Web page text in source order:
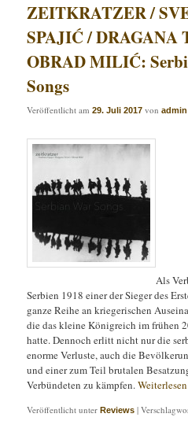
ZEITKRATZER /
SPAJIĆ / DRAGANA
OBRAD MILIĆ:
Songs
Veröffentlicht am29. Juli 2017 vonadmin
Als
Serbien 1918 einer der Sieger des
ganze Reihe an kriegerischen
die das kleine Königreich im frühen
hatte. Dennoch erlitt nicht nur die
enorme Verluste, auch die
und einer zum Teil brutalen
Verbündeten zu kämpfen.Weiterlesen
Veröffentlicht unter Reviews |